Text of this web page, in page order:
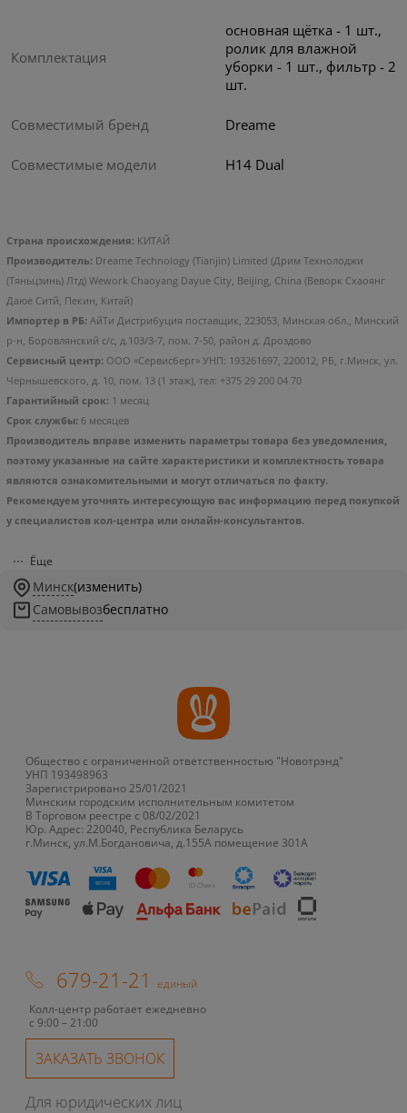
Комплектация
основная щётка - 1 шт.,
ролик для влажной
уборки - 1 шт., фильтр - 2
шт.
Совместимый бренд Dreame
Совместимые модели H14 Dual
Страна происхождения: КИТАЙ
Производитель: Dreame Technology (Tianjin) Limited (Дрим Технолоджи
(Тяньцзинь) Лтд) Wework Chaoyang Dayue City, Beijing, China (Веворк Схаоянг
Даюе Ситй, Пекин, Китай)
Импортер в РБ: АйТи Дистрибуция поставщик, 223053, Минская обл., Минский
р-н, Боровлянский с/с, д.103/3-7, пом. 7-50, район д. Дроздово
Сервисный центр: ООО «Сервисберг» УНП: 193261697, 220012, РБ, г.Минск, ул.
Чернышевского, д. 10, пом. 13 (1 этаж), тел: +375 29 200 04 70
Гарантийный срок: 1 месяц
Срок службы: 6 месяцев
Производитель вправе изменить параметры товара без уведомления,
поэтому указанные на сайте характеристики и комплектность товара
являются ознакомительными и могут отличаться по факту.
Рекомендуем уточнять интересующую вас информацию перед покупкой
у специалистов кол-центра или онлайн-консультантов.
аксессуаров Dreame HCK9
для пылесоса Dreame H14
Dual
Зарядное устройство АТ 1
USB 1А с кабелем
MicroUSB
1.92руб/мес
Стоимость:
Вернём до .88
Микрофонная система
Miru MIC001
Вернём до .50
Ёще
Минск(изменить)
Самовывозбесплатно
Общество с ограниченной ответственностью "Новотрэнд"
УНП 193498963
Зарегистрировано 25/01/2021
Минским городским исполнительным комитетом
В Торговом реестре с 08/02/2021
Юр. Адрес: 220040, Республика Беларусь
г.Минск, ул.М.Богдановича, д.155А помещение 301А
679-21-21
единый
Колл-центр работает ежедневно
с 9:00 – 21:00
ЗАКАЗАТЬ ЗВОНОК
Для юридических лиц